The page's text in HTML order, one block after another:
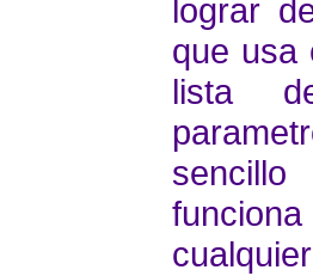
lograr
que usa
lista